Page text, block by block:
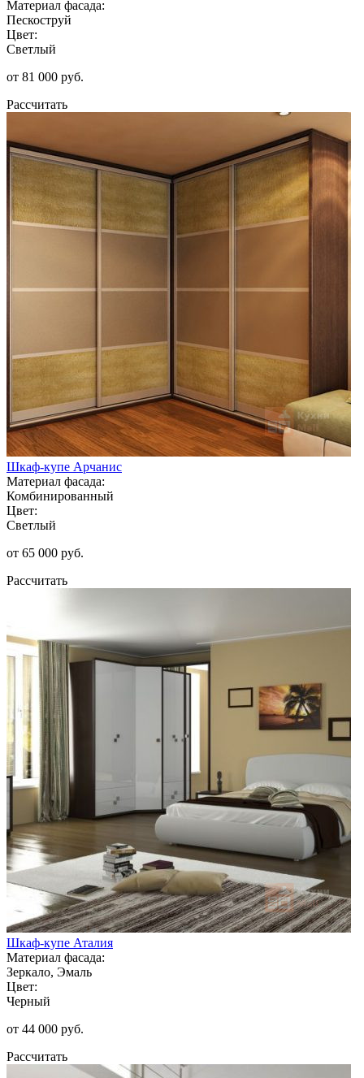
Материал фасада:
Пескоструй
Цвет:
Светлый
от 81 000 руб.
Рассчитать
Шкаф-купе Арчанис
Материал фасада:
Комбинированный
Цвет:
Светлый
от 65 000 руб.
Рассчитать
Шкаф-купе Аталия
Материал фасада:
Зеркало, Эмаль
Цвет:
Черный
от 44 000 руб.
Рассчитать